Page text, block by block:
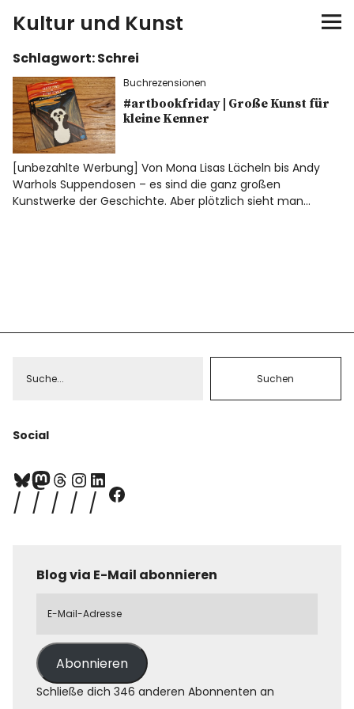
Kultur und Kunst
kultur & kunst
Ausstellungen
Spiele
Konzerte
Schlagwort:Schrei
Buchrezensionen
#artbookfriday | Große Kunst für
kleine Kenner
[unbezahlte Werbung] Von Mona Lisas Lächeln bis Andy
Warhols Suppendosen – es sind die ganz großen
Kunstwerke der Geschichte. Aber plötzlich sieht man…
Social
Blog via E-Mail abonnieren
Abonnieren
Schließe dich 346 anderen Abonnenten an